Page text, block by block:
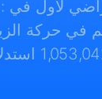
عظيم في حركة